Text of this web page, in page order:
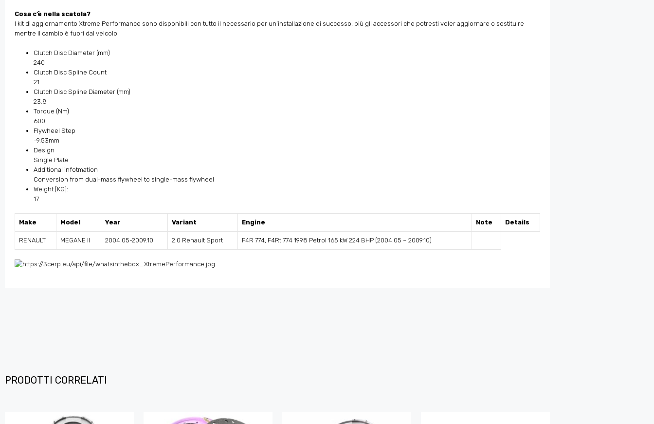
Cosa c’è nella scatola?
I kit di aggiornamento Xtreme Performance sono disponibili con tutto il necessario per un’installazione di successo, più gli accessori che potresti voler aggiornare o sostituire
mentre il cambio è fuori dal veicolo.
Clutch Disc Diameter (mm)
240
Clutch Disc Spline Count
21
Clutch Disc Spline Diameter (mm)
23.8
Torque (Nm)
600
Flywheel Step
-9.53mm
Design
Single Plate
Additional infotmation
Conversion from dual-mass flywheel to single-mass flywheel
Weight [KG]:
17
Make Model Year Variant Engine Note Details
RENAULT MEGANE II 2004.05-2009.10 2.0 Renault Sport F4R 774, F4Rt 774 1998 Petrol 165 kW 224 BHP (2004.05 – 2009.10)
PRODOTTI CORRELATI